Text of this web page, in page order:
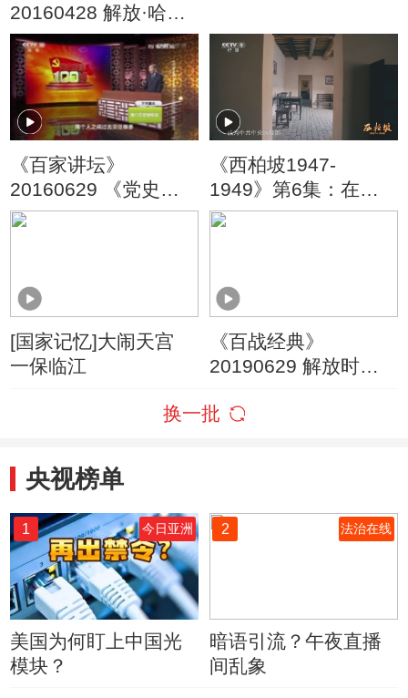
20160428 解放·哈尔
滨（三）
《百家讲坛》
20160629 《党史故
事100讲》之中原突围
《西柏坡1947-
1949》第6集：在中
国共产党的精心部署
冲破重重阻挠 义无反
顾地奔向解放区
[国家记忆]大闹天宫
一保临江
《百战经典》
20190629 解放时刻②
换一批
央视榜单
1 今日亚洲
美国为何盯上中国光
模块？
2 法治在线
暗语引流？午夜直播
间乱象